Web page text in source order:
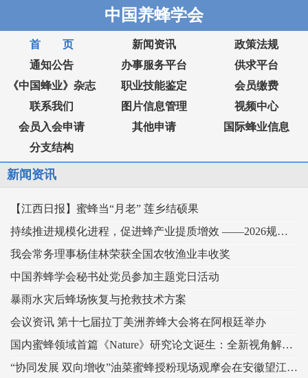
中国养蜂学会
首 页 新闻资讯
政策法规
通知公告
办事服务平台
供求平台
《中国蜂业》杂志
职业技能鉴定
会员缴费
联系我们
图片信息管理
视频中心
会员入会申请
其他申请
国际蜂业信息
分支结构
新闻资讯
【江西日报】蜜蜂当“月老” 莲乡结硕果
持续推进规模化进程，促进蜂产业提质增效 ——2026规模化蜂业交流观摩会在新疆举行
我会常务理事杨佳林荣获全国农牧渔业丰收奖
中国养蜂学会秘书处党员参加主题党日活动
暴雨水灾后蜂场恢复与抢救技术方案
会议资讯 第十七届拉丁美洲养蜂大会将在阿根廷举办
国内蜜蜂领域首篇《Nature》研究论文诞生：全新视角解读蜂王发育的“建筑密码”
“协同发展 双向增收”油菜蜜蜂授粉现场观摩会在安徽望江举办